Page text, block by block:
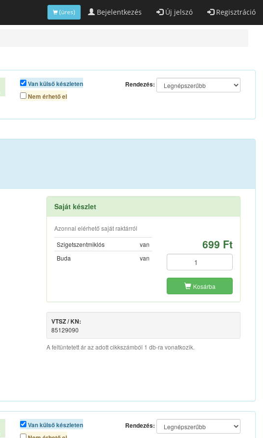
Bejelentkezés Új jelszó Regisztráció
(üres)
Van külső készleten
Nem érhető el
Rendezés:
Saját készlet
Azonnal elérhető saját raktárról
Szigetszentmiklós
van
Buda
van
699 Ft
Kosárba
VTSZ / KN:
85129090
A feltüntetett ár az adott cikkszámból 1 db-ra vonatkozik.
Van külső készleten
Rendezés: